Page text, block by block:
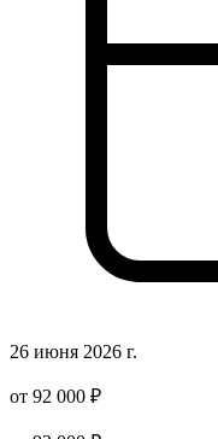
26 июня 2026 г.
от 92 000 ₽